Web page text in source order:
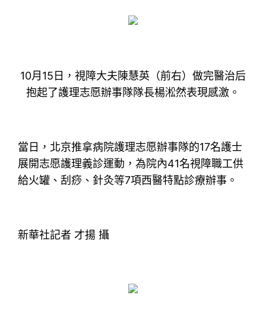
10月15日，視障大夫陳慧英（前右）做完醫治后
抱起了護理志愿辦事隊隊長楊淞然表現感激。
當日，北京推拿病院護理志愿辦事隊的17名護士
展開志愿護理義診運動，為院內41名視障職工供
給火罐、刮痧、針灸等7項西醫特點診療辦事。
新華社記者 才揚 攝